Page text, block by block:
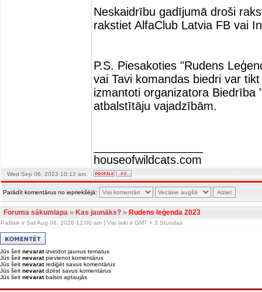
Neskaidrību gadījumā droši
rakstiet AlfaClub Latvia FB vai
P.S. Piesakoties "Rudens
vai Tavi komandas biedri var
izmantoti organizatora Biedrība
atbalstītāju vajadzībām.
houseofwildcats.com
Wed Sep 06, 2023 10:12 am
Parādīt komentārus no iepriekšējā:
Foruma sākumlapa»Kas jaunāks?»Rudens leģenda 2023
Pašlaik ir Sat Aug 08, 2026 12:00 am | Visi laiki ir GMT + 3 Stundas
Jūs šeit nevaratizveidot jaunus tematus
Jūs šeit nevaratpievienot komentārus
Jūs šeit nevaratrediģēt savus komentārus
Jūs šeit nevaratdzēst savus komentārus
Jūs šeit nevaratbalsot aptaujās